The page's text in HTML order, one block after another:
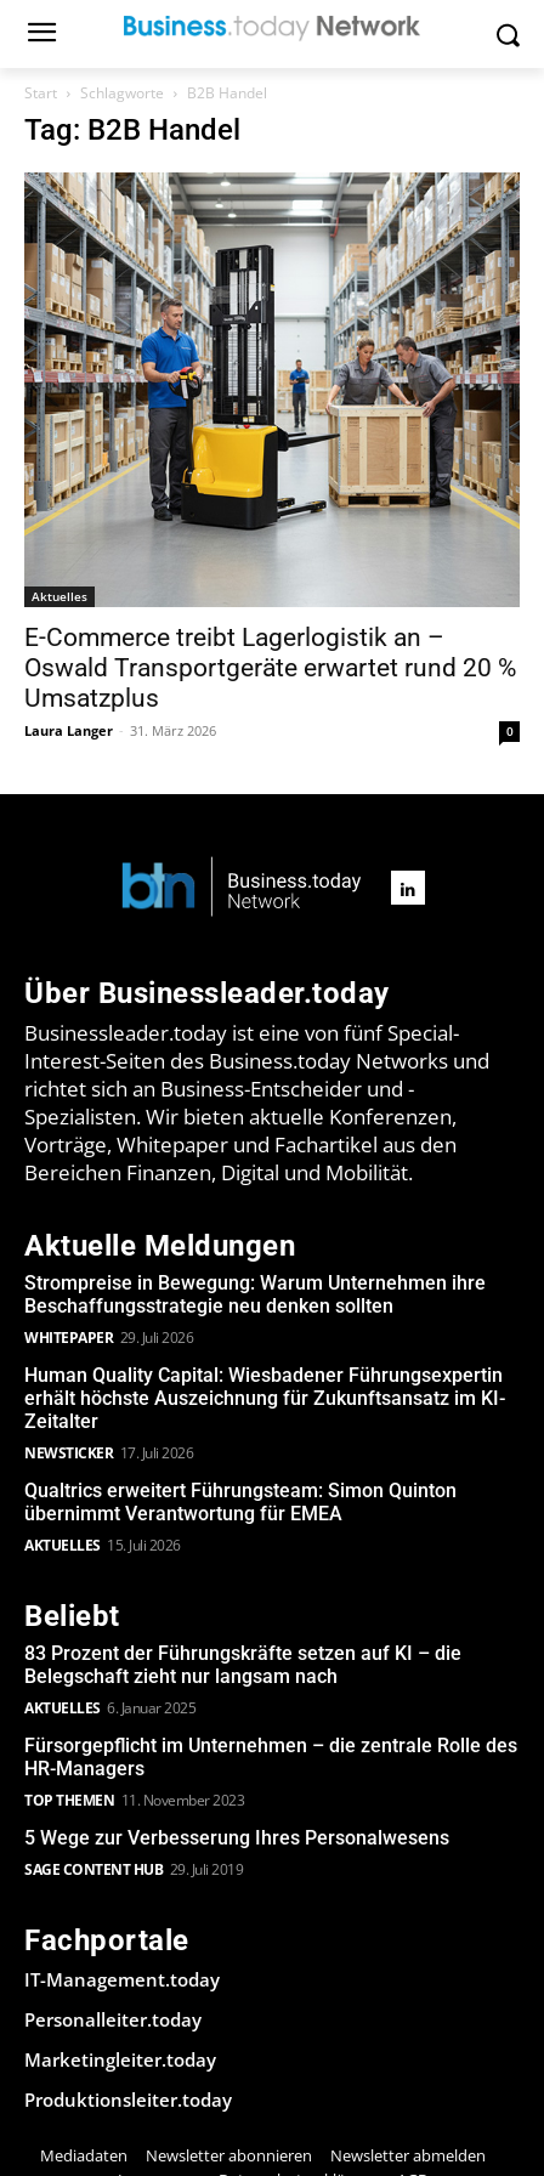
Start Schlagworte B2B Handel
Tag: B2B Handel
Aktuelles
E-Commerce treibt Lagerlogistik an –
Oswald Transportgeräte erwartet rund 20 %
Umsatzplus
Laura Langer - 31. März 2026 0
Über Businessleader.today
Businessleader.today ist eine von fünf Special-
Interest-Seiten des Business.today Networks und
richtet sich an Business-Entscheider und -
Spezialisten. Wir bieten aktuelle Konferenzen,
Vorträge, Whitepaper und Fachartikel aus den
Bereichen Finanzen, Digital und Mobilität.
Aktuelle Meldungen
Strompreise in Bewegung: Warum Unternehmen ihre
Beschaffungsstrategie neu denken sollten
WHITEPAPER 29. Juli 2026
Human Quality Capital: Wiesbadener Führungsexpertin
erhält höchste Auszeichnung für Zukunftsansatz im KI-
Zeitalter
NEWSTICKER 17. Juli 2026
Qualtrics erweitert Führungsteam: Simon Quinton
übernimmt Verantwortung für EMEA
AKTUELLES 15. Juli 2026
Beliebt
83 Prozent der Führungskräfte setzen auf KI – die
Belegschaft zieht nur langsam nach
AKTUELLES 6. Januar 2025
Fürsorgepflicht im Unternehmen – die zentrale Rolle des
HR-Managers
TOP THEMEN 11. November 2023
5 Wege zur Verbesserung Ihres Personalwesens
SAGE CONTENT HUB 29. Juli 2019
Fachportale
IT-Management.today
Personalleiter.today
Marketingleiter.today
Produktionsleiter.today
Mediadaten Newsletter abonnieren
Newsletter abmelden